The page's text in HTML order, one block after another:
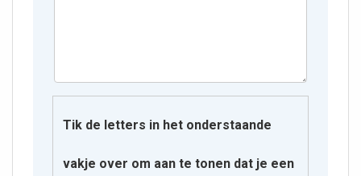
Tik de letters in het onderstaande
vakje over om aan te tonen dat je een